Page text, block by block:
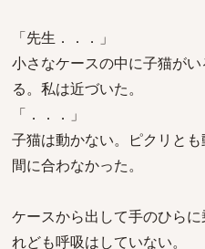
「先生．．．」
小さなケースの中に子猫が
る。私は近づいた。
「．．．」
子猫は動かない。ピクリとも
間に合わなかった。
ケースから出して手のひら
れども呼吸はしていない。